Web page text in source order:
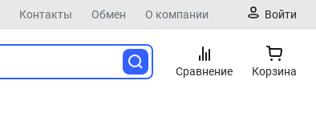
Контакты Обмен О компании Войти
Сравнение Корзина